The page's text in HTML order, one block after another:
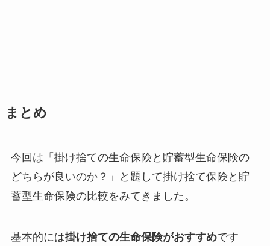
まとめ
今回は「掛け捨ての生命保険と貯蓄型生命保険の
どちらが良いのか？」と題して掛け捨て保険と貯
蓄型生命保険の比較をみてきました。
基本的には掛け捨ての生命保険がおすすめです